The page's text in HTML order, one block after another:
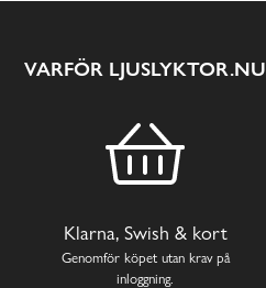
VARFÖR LJUSLYKTOR.NU
Klarna, Swish & kort
Genomför köpet utan krav på
inloggning.